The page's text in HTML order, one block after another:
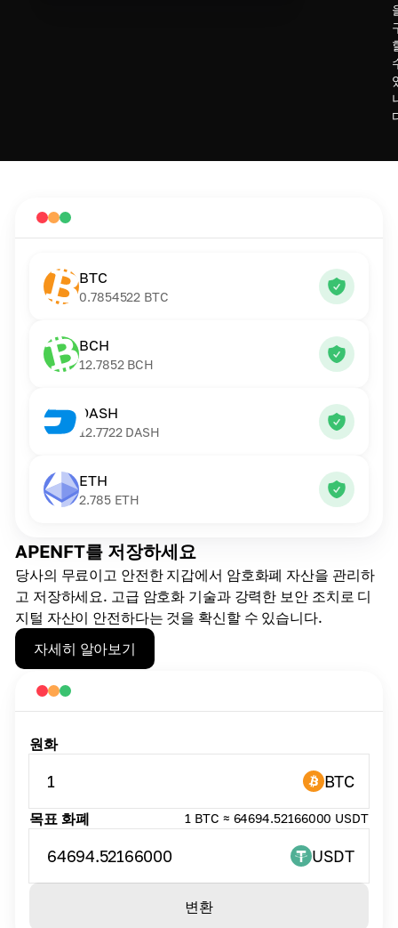
APENFT를 저장하세요
당사의 무료이고 안전한 지갑에서 암호화폐 자산을 관리하
고 저장하세요. 고급 암호화 기술과 강력한 보안 조치로 디
지털 자산이 안전하다는 것을 확신할 수 있습니다.
자세히 알아보기
BTC
0.7854522 BTC
BCH
12.7852 BCH
DASH
12.7722 DASH
ETH
2.785 ETH
원화
1 BTC
목표 화폐 1 BTC ≈ 64694.52166000 USDT
64694.52166000 USDT
변환